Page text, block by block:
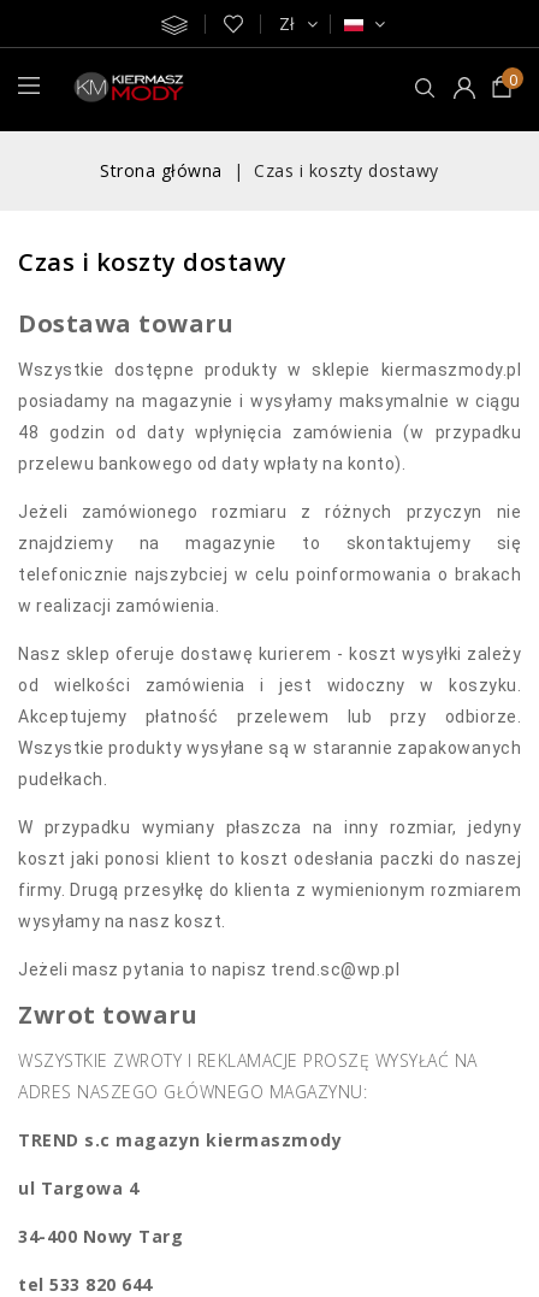
Zł
0
Strona główna Czas i koszty dostawy
Czas i koszty dostawy
Dostawa towaru
Wszystkie dostępne produkty w sklepie kiermaszmody.pl
posiadamy na magazynie i wysyłamy maksymalnie w ciągu
48 godzin od daty wpłynięcia zamówienia (w przypadku
przelewu bankowego od daty wpłaty na konto).
Jeżeli zamówionego rozmiaru z różnych przyczyn nie
znajdziemy na magazynie to skontaktujemy się
telefonicznie najszybciej w celu poinformowania o brakach
w realizacji zamówienia.
Nasz sklep oferuje dostawę kurierem - koszt wysyłki zależy
od wielkości zamówienia i jest widoczny w koszyku.
Akceptujemy płatność przelewem lub przy odbiorze.
Wszystkie produkty wysyłane są w starannie zapakowanych
pudełkach.
W przypadku wymiany płaszcza na inny rozmiar, jedyny
koszt jaki ponosi klient to koszt odesłania paczki do naszej
firmy. Drugą przesyłkę do klienta z wymienionym rozmiarem
wysyłamy na nasz koszt.
Jeżeli masz pytania to napisz trend.sc@wp.pl
Zwrot towaru
WSZYSTKIE ZWROTY I REKLAMACJE PROSZĘ WYSYŁAĆ NA
ADRES NASZEGO GŁÓWNEGO MAGAZYNU:
TREND s.c magazyn kiermaszmody
ul Targowa 4
34-400 Nowy Targ
tel 533 820 644